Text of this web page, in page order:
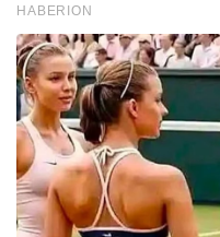
HABERION